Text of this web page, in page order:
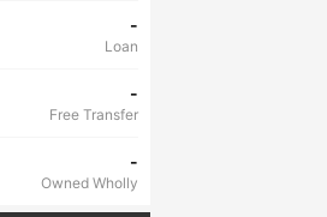
-
Loan
-
Free Transfer
-
Owned Wholly